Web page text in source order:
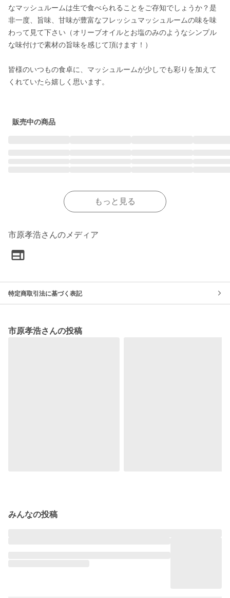
なマッシュルームは生で食べられることをご存知でしょうか？是
非一度、旨味、甘味が豊富なフレッシュマッシュルームの味を味
わって見て下さい（オリーブオイルとお塩のみのようなシンプル
な味付けで素材の旨味を感じて頂けます！）
皆様のいつもの食卓に、マッシュルームが少しでも彩りを加えて
くれていたら嬉しく思います。
販売中の商品
もっと見る
市原孝浩さんのメディア
特定商取引法に基づく表記
市原孝浩さんの投稿
みんなの投稿